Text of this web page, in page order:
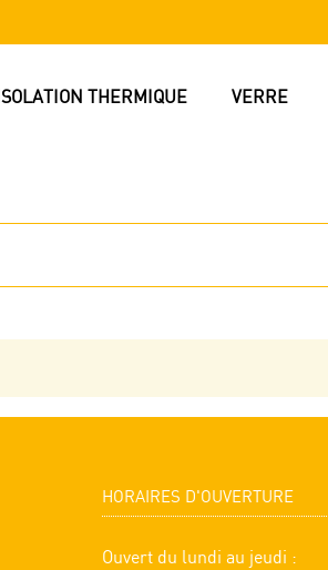
ISOLATION THERMIQUE VERRE
HORAIRES D'OUVERTURE
Ouvert du lundi au jeudi :